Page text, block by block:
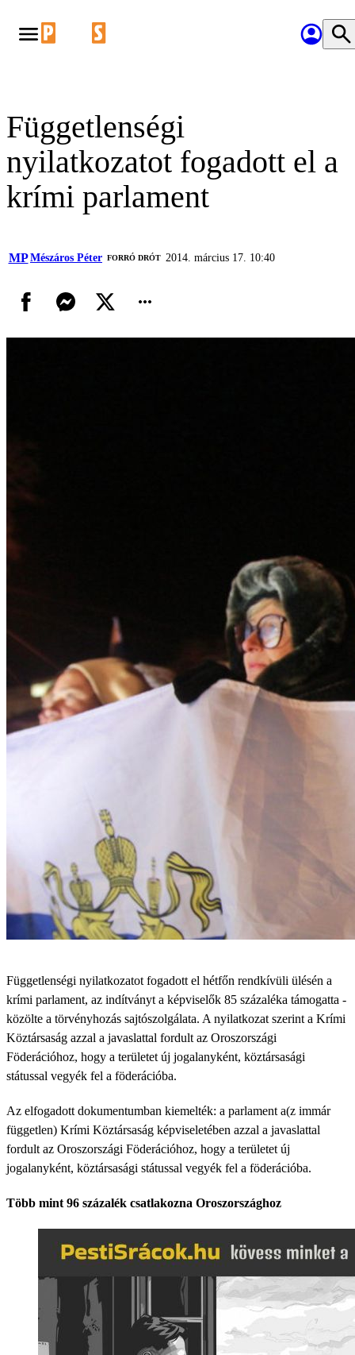
Függetlenségi
nyilatkozatot fogadott el a
krími parlament
MPMészáros Péter FORRÓ DRÓT 2014. március 17. 10:40
Függetlenségi nyilatkozatot fogadott el hétfőn rendkívüli ülésén a
krími parlament, az indítványt a képviselők 85 százaléka támogatta -
közölte a törvényhozás sajtószolgálata. A nyilatkozat szerint a Krími
Köztársaság azzal a javaslattal fordult az Oroszországi
Föderációhoz, hogy a területet új jogalanyként, köztársasági
státussal vegyék fel a föderációba.
Az elfogadott dokumentumban kiemelték: a parlament a(z immár
független) Krími Köztársaság képviseletében azzal a javaslattal
fordult az Oroszországi Föderációhoz, hogy a területet új
jogalanyként, köztársasági státussal vegyék fel a föderációba.
Több mint 96 százalék csatlakozna Oroszországhoz